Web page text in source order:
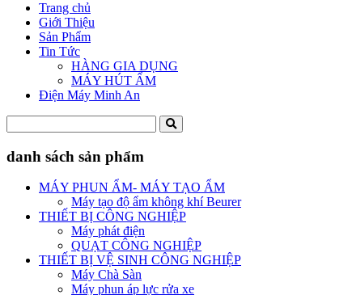
Trang chủ
Giới Thiệu
Sản Phẩm
Tin Tức
HÀNG GIA DỤNG
MÁY HÚT ẨM
Điện Máy Minh An
danh sách sản phẩm
MÁY PHUN ẨM- MÁY TẠO ẨM
Máy tạo độ ẩm không khí Beurer
THIẾT BỊ CÔNG NGHIỆP
Máy phát điện
QUẠT CÔNG NGHIỆP
THIẾT BỊ VỆ SINH CÔNG NGHIỆP
Máy Chà Sàn
Máy phun áp lực rửa xe